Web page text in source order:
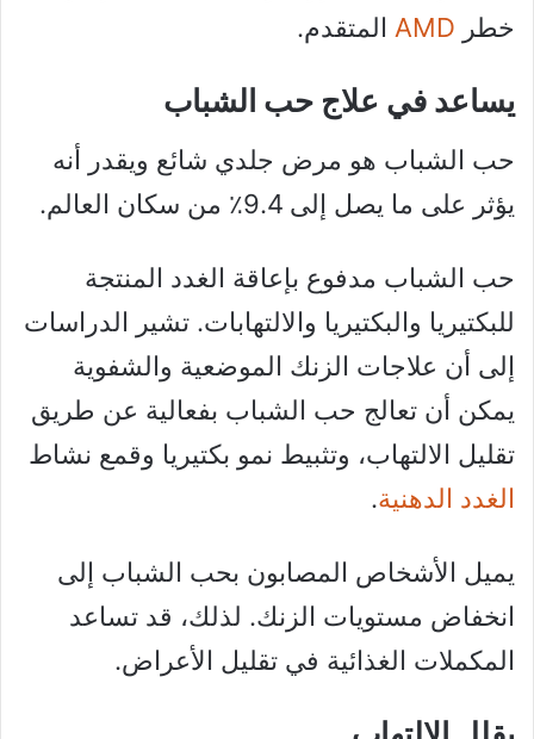
خطر AMD المتقدم.
يساعد في علاج حب الشباب
حب الشباب هو مرض جلدي شائع ويقدر أنه
يؤثر على ما يصل إلى 9.4٪ من سكان العالم.
حب الشباب مدفوع بإعاقة الغدد المنتجة
للبكتيريا والبكتيريا والالتهابات. تشير الدراسات
إلى أن علاجات الزنك الموضعية والشفوية
يمكن أن تعالج حب الشباب بفعالية عن طريق
تقليل الالتهاب، وتثبيط نمو بكتيريا وقمع نشاط
الغدد الدهنية.
يميل الأشخاص المصابون بحب الشباب إلى
انخفاض مستويات الزنك. لذلك، قد تساعد
المكملات الغذائية في تقليل الأعراض.